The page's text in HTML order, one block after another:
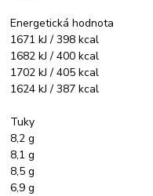
Energetická hodnota
1671 kJ / 398 kcal
1682 kJ / 400 kcal
1702 kJ / 405 kcal
1624 kJ / 387 kcal
Tuky
8,2 g
8,1 g
8,5 g
6,9 g